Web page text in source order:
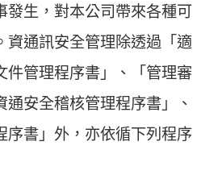
發生，對本公司帶來各種可
資通訊安全管理除透過「適
件管理程序書」、「管理審
通安全稽核管理程序書」、
序書」外，亦依循下列程序